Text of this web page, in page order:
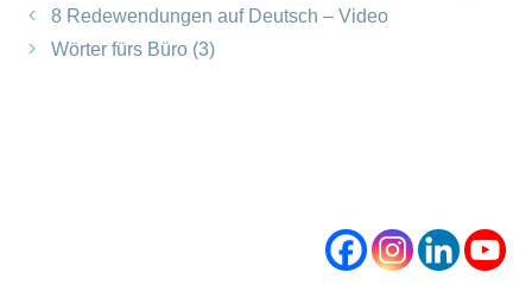
8 Redewendungen auf Deutsch – Video
Wörter fürs Büro (3)